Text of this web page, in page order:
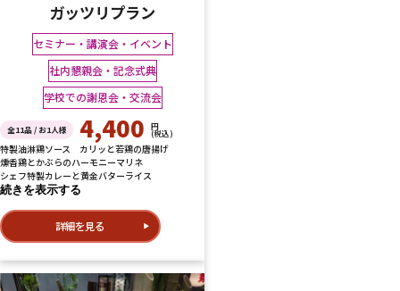
ガッツリプラン
セミナー・講演会・イベント
社内懇親会・記念式典
学校での謝恩会・交流会
全11品 / お1人様 4,400 円
(税込)
特製油淋鶏ソース カリッと若鶏の唐揚げ
燻香鶏とかぶらのハーモニーマリネ
シェフ特製カレーと黄金バターライス
続きを表示する
詳細を見る